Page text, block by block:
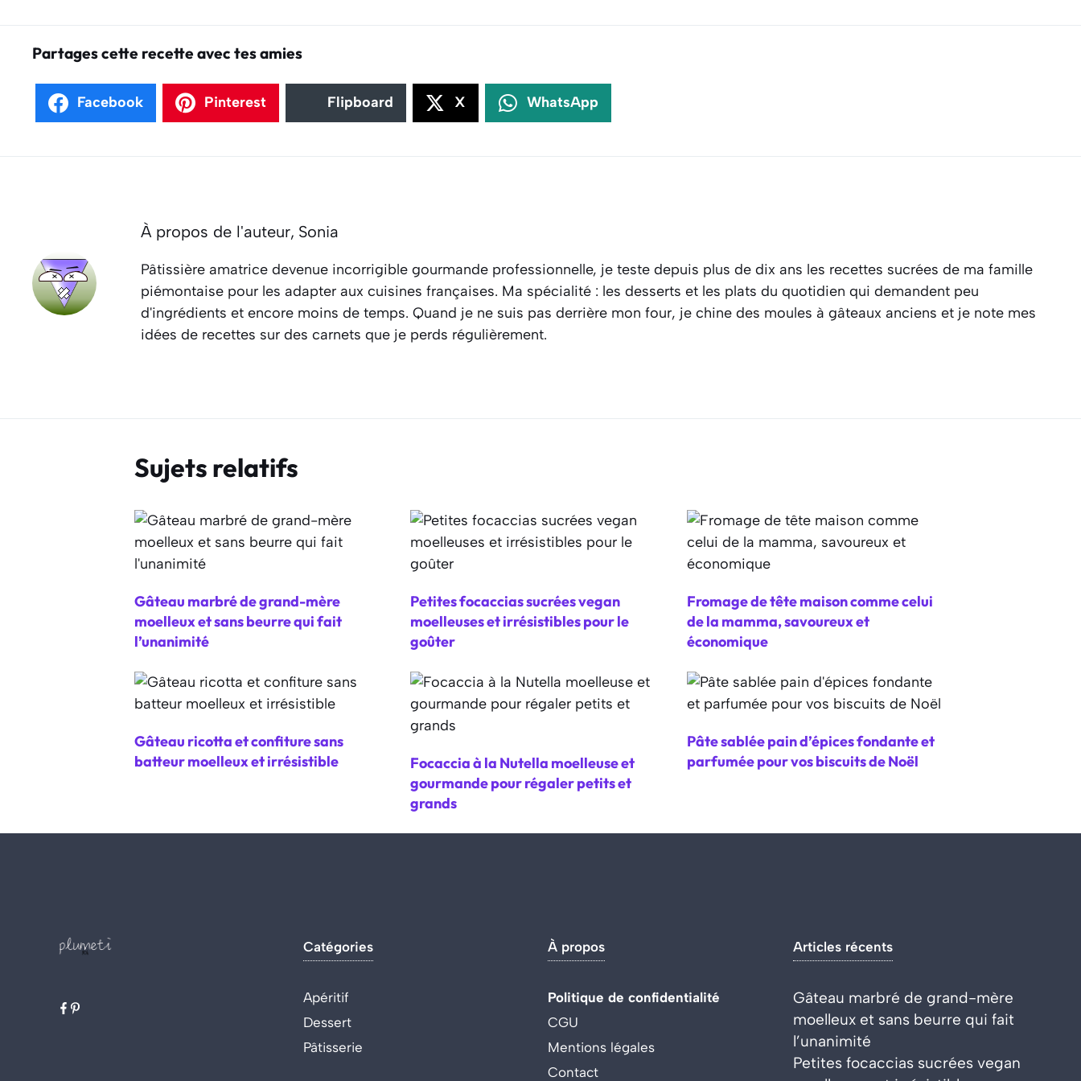
Partages cette recette avec tes amies
Facebook Pinterest Flipboard X WhatsApp
À propos de l'auteur, Sonia
Pâtissière amatrice devenue incorrigible gourmande professionnelle, je teste depuis plus de dix ans les recettes sucrées de ma famille
piémontaise pour les adapter aux cuisines françaises. Ma spécialité : les desserts et les plats du quotidien qui demandent peu
d'ingrédients et encore moins de temps. Quand je ne suis pas derrière mon four, je chine des moules à gâteaux anciens et je note mes
idées de recettes sur des carnets que je perds régulièrement.
Sujets relatifs
Gâteau marbré de grand-mère
moelleux et sans beurre qui fait
l’unanimité
Petites focaccias sucrées vegan
moelleuses et irrésistibles pour le
goûter
Fromage de tête maison comme celui
de la mamma, savoureux et
économique
Gâteau ricotta et confiture sans
batteur moelleux et irrésistible
Focaccia à la Nutella moelleuse et
gourmande pour régaler petits et
grands
Pâte sablée pain d’épices fondante et
parfumée pour vos biscuits de Noël
Catégories
Apéritif
Dessert
Pâtisserie
À propos
Politique de confidentialité
CGU
Mentions légales
Contact
Articles récents
Gâteau marbré de grand-mère
moelleux et sans beurre qui fait
l’unanimité
Petites focaccias sucrées vegan